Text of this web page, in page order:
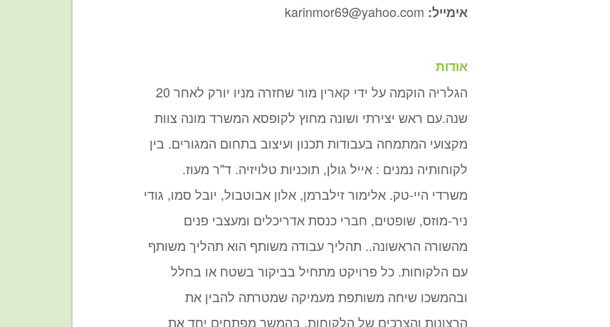
אימייל: karinmor69@yahoo.com
אודות
הגלריה הוקמה על ידי קארין מור שחזרה מניו יורק לאחר 20
שנה.עם ראש יצירתי ושונה מחוץ לקופסא המשרד מונה צוות
מקצועי המתמחה בעבודות תכנון ועיצוב בתחום המגורים. בין
לקוחותיה נמנים : אייל גולן, תוכניות טלויזיה. ד"ר מעוז.
משרדי היי-טק. אלימור זילברמן, אלון אבוטבול, יובל סמו, גודי
ניר-מוזס, שופטים, חברי כנסת אדריכלים ומעצבי פנים
מהשורה הראשונה.. תהליך עבודה משותף הוא תהליך משותף
עם הלקוחות. כל פרויקט מתחיל בביקור בשטח או בחלל
ובהמשכו שיחה משותפת מעמיקה שמטרתה להבין את
הרצונות והצרכים של הלקוחות. בהמשך מפתחים יחד את